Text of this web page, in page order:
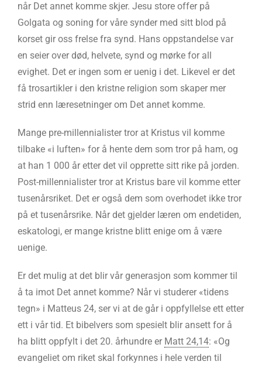
når Det annet komme skjer. Jesu store offer på
Golgata og soning for våre synder med sitt blod på
korset gir oss frelse fra synd. Hans oppstandelse var
en seier over død, helvete, synd og mørke for all
evighet. Det er ingen som er uenig i det. Likevel er det
få trosartikler i den kristne religion som skaper mer
strid enn læresetninger om Det annet komme.
Mange pre-millennialister tror at Kristus vil komme
tilbake «i luften» for å hente dem som tror på ham, og
at han 1 000 år etter det vil opprette sitt rike på jorden.
Post-millennialister tror at Kristus bare vil komme etter
tusenårsriket. Det er også dem som overhodet ikke tror
på et tusenårsrike. Når det gjelder læren om endetiden,
eskatologi, er mange kristne blitt enige om å være
uenige.
Er det mulig at det blir vår generasjon som kommer til
å ta imot Det annet komme? Når vi studerer «tidens
tegn» i Matteus 24, ser vi at de går i oppfyllelse ett etter
ett i vår tid. Et bibelvers som spesielt blir ansett for å
ha blitt oppfylt i det 20. århundre er Matt 24,14: «Og
evangeliet om riket skal forkynnes i hele verden til